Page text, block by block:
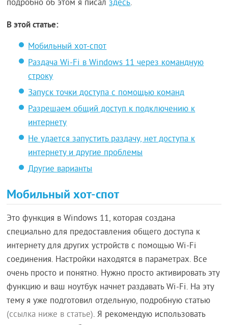
подробно об этом я писалздесь.
В этой статье:
Мобильный хот-спот
Раздача Wi-Fi в Windows 11 через командную
строку
Запуск точки доступа с помощью команд
Разрешаем общий доступ к подключению к
интернету
Не удается запустить раздачу, нет доступа к
интернету и другие проблемы
Другие варианты
Мобильный хот-спот
Это функция в Windows 11, которая создана
специально для предоставления общего доступа к
интернету для других устройств с помощью Wi-Fi
соединения. Настройки находятся в параметрах. Все
очень просто и понятно. Нужно просто активировать эту
функцию и ваш ноутбук начнет раздавать Wi-Fi. На эту
тему я уже подготовил отдельную, подробную статью
(ссылка ниже в статье). Я рекомендую использовать